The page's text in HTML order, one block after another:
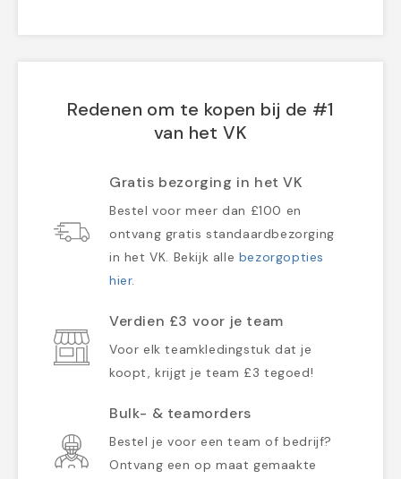
Redenen om te kopen bij de #1
van het VK
Gratis bezorging in het VK
Bestel voor meer dan £100 en
ontvang gratis standaardbezorging
in het VK. Bekijk alle bezorgopties
hier.
Verdien £3 voor je team
Voor elk teamkledingstuk dat je
koopt, krijgt je team £3 tegoed!
Bulk- & teamorders
Bestel je voor een team of bedrijf?
Ontvang een op maat gemaakte